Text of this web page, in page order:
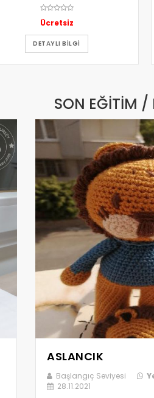
Ücretsiz
DETAYLI BILGI
SON EĞITIM /
ASLANCIK
Başlangıç Seviyesi
28.11.2021